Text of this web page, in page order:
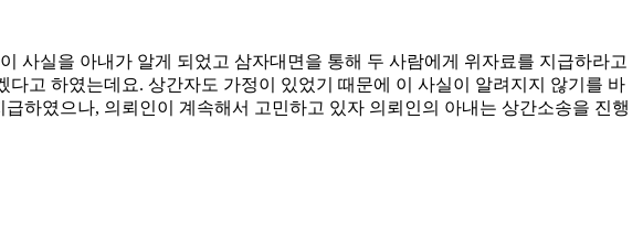
사실을 아내가 알게 되었고 삼자대면을 통해 두 사람에게 위자료를 지급하라고
고 하였는데요. 상간자도 가정이 있었기 때문에 이 사실이 알려지지 않기를 바
하였으나, 의뢰인이 계속해서 고민하고 있자 의뢰인의 아내는 상간소송을 진행